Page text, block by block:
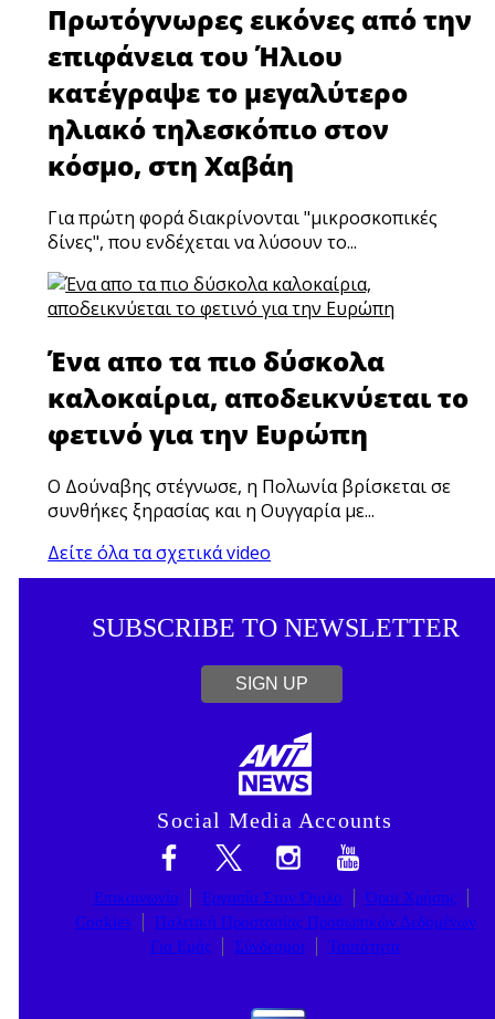
Πρωτόγνωρες εικόνες από την
επιφάνεια του Ήλιου
κατέγραψε το μεγαλύτερο
ηλιακό τηλεσκόπιο στον
κόσμο, στη Χαβάη
Για πρώτη φορά διακρίνονται "μικροσκοπικές
δίνες", που ενδέχεται να λύσουν το...
Ένα απο τα πιο δύσκολα
καλοκαίρια, αποδεικνύεται το
φετινό για την Ευρώπη
Ο Δούναβης στέγνωσε, η Πολωνία βρίσκεται σε
συνθήκες ξηρασίας και η Ουγγαρία με...
Δείτε όλα τα σχετικά video
SUBSCRIBE TO NEWSLETTER
SIGN UP
Social Media Accounts
Επικοινωνία Εργασία Στον Όμιλο
Όροι Χρήσης
Cookies
Πολιτική Προστασίας Προσωπικών Δεδομένων
Για Εμάς
Σύνδεσμοι Ταυτότητα